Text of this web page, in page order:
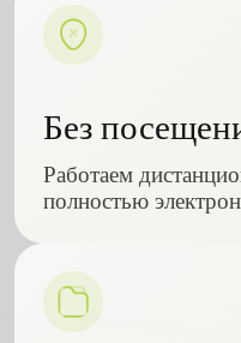
Без
Работаем
полностью